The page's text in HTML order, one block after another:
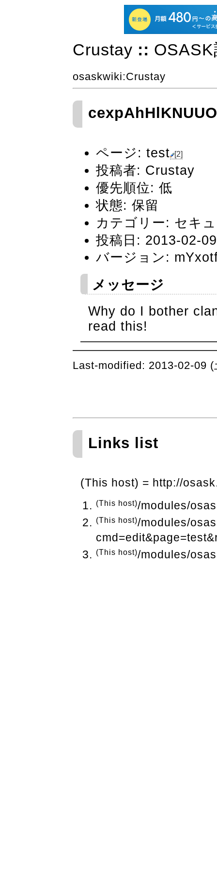
Crustay ::
osaskwiki:Crustay
ページ: test [2]
投稿者: Crustay
優先順位: 低
状態: 保留
カテゴリー: セキ
投稿日: 2013-02-
バージョン:
メッセージ
Why do I bother
read this!
Last-modified: 2013-02-09
Links list
(This host) = http://
(This host)/modules/
(This host)/modules/
(This host)/modules/